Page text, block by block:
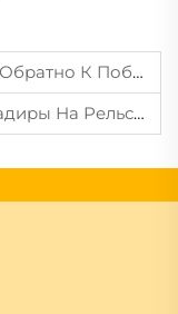
Перспективный 2026 Год
И Меры Профилактики